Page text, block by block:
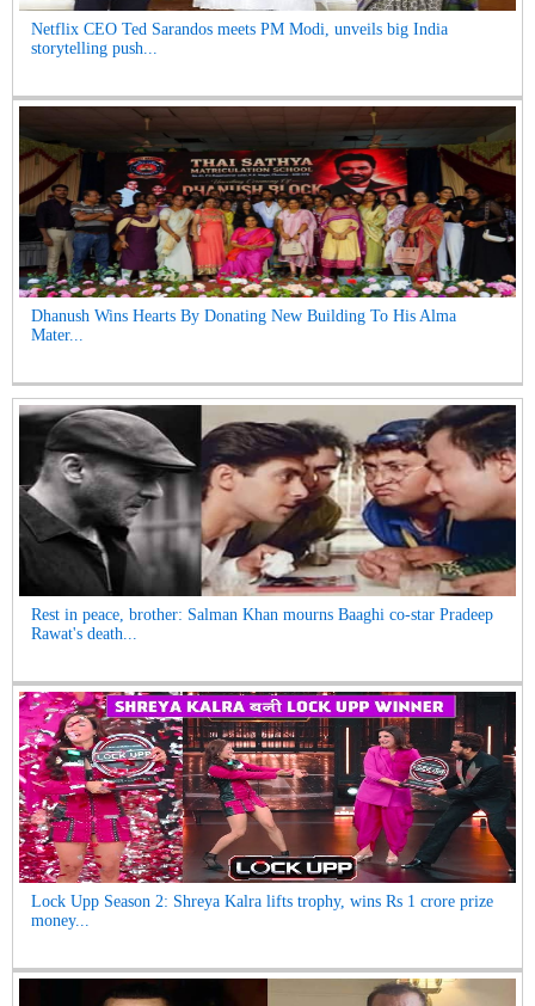
Netflix CEO Ted Sarandos meets PM Modi, unveils big India
storytelling push...
Dhanush Wins Hearts By Donating New Building To His Alma
Mater...
Rest in peace, brother: Salman Khan mourns Baaghi co-star Pradeep
Rawat's death...
Lock Upp Season 2: Shreya Kalra lifts trophy, wins Rs 1 crore prize
money...